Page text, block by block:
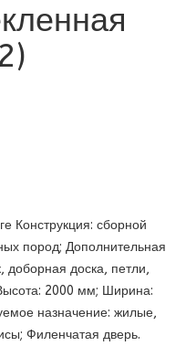
)
Конструкция: сборной
пород; Дополнительная
доборная доска, петли,
2000 мм; Ширина:
назначение: жилые,
Филенчатая дверь.